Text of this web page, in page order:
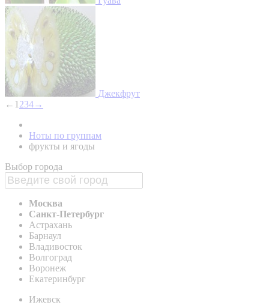
Джекфрут
← 1 234→
Ноты по группам
фрукты и ягоды
Выбор города
Москва
Санкт-Петербург
Астрахань
Барнаул
Владивосток
Волгоград
Воронеж
Екатеринбург
Ижевск